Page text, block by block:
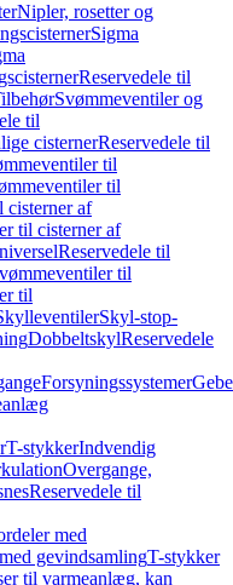
Nipler, rosetter og
Sigma
Reservedele til
Svømmeventiler og
til
cisternerReservedele til
til
til
cisterner af
til cisterner af
Reservedele til
til
til
Skyl-stop-
DobbeltskylReservedele
Forsyningssystemer
T-stykkerIndvendig
Overgange,
Reservedele til
med
gevindsamlingT-stykker
til varmeanlæg, kan